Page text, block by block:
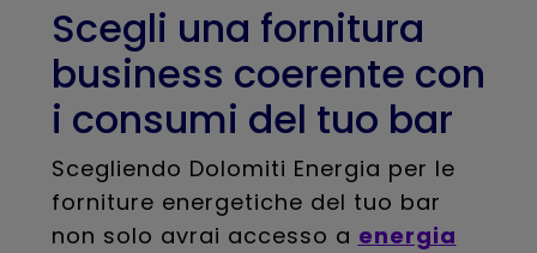
Scegli una fornitura
business coerente con
i consumi del tuo bar
Scegliendo Dolomiti Energia per le
forniture energetiche del tuo bar
non solo avrai accesso a energia